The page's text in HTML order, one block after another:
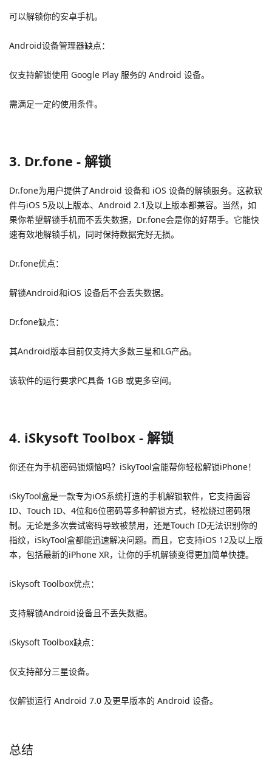
可以解锁你的安卓手机。
Android设备管理器缺点：
仅支持解锁使用 Google Play 服务的 Android 设备。
需满足一定的使用条件。
3. Dr.fone - 解锁
Dr.fone为用户提供了Android 设备和 iOS 设备的解锁服务。这款软
件与iOS 5及以上版本、Android 2.1及以上版本都兼容。当然，如
果你希望解锁手机而不丢失数据，Dr.fone会是你的好帮手。它能快
速有效地解锁手机，同时保持数据完好无损。
Dr.fone优点：
解锁Android和iOS 设备后不会丢失数据。
Dr.fone缺点：
其Android版本目前仅支持大多数三星和LG产品。
该软件的运行要求PC具备 1GB 或更多空间。
4. iSkysoft Toolbox - 解锁
你还在为手机密码锁烦恼吗？iSkyTool盒能帮你轻松解锁iPhone！
iSkyTool盒是一款专为iOS系统打造的手机解锁软件，它支持面容
ID、Touch ID、4位和6位密码等多种解锁方式，轻松绕过密码限
制。无论是多次尝试密码导致被禁用，还是Touch ID无法识别你的
指纹，iSkyTool盒都能迅速解决问题。而且，它支持iOS 12及以上版
本，包括最新的iPhone XR，让你的手机解锁变得更加简单快捷。
iSkysoft Toolbox优点：
支持解锁Android设备且不丢失数据。
iSkysoft Toolbox缺点：
仅支持部分三星设备。
仅解锁运行 Android 7.0 及更早版本的 Android 设备。
总结